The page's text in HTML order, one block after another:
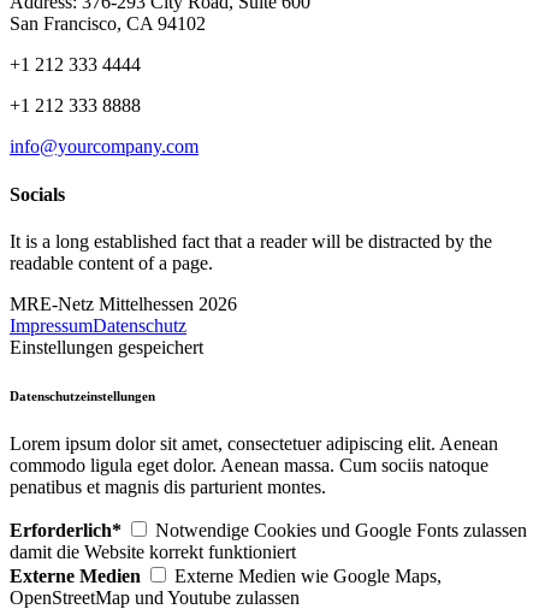
San Francisco, CA 94102
+1 212 333 4444
+1 212 333 8888
info@yourcompany.com
Socials
It is a long established fact that a reader will be distracted by the
readable content of a page.
MRE-Netz Mittelhessen 2026
ImpressumDatenschutz
Einstellungen gespeichert
Datenschutzeinstellungen
Lorem ipsum dolor sit amet, consectetuer adipiscing elit. Aenean
commodo ligula eget dolor. Aenean massa. Cum sociis natoque
penatibus et magnis dis parturient montes.
Erforderlich*
Notwendige Cookies und Google Fonts zulassen
damit die Website korrekt funktioniert
Externe Medien
Externe Medien wie Google Maps,
OpenStreetMap und Youtube zulassen